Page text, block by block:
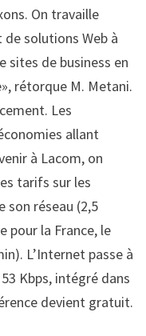
On travaille
solutions Web à
sites de business en
rétorque M. Metani.
Les
allant
à Lacom, on
tarifs sur les
son réseau (2,5
pour la France, le
L’Internet passe à
Kbps, intégré dans
devient gratuit.